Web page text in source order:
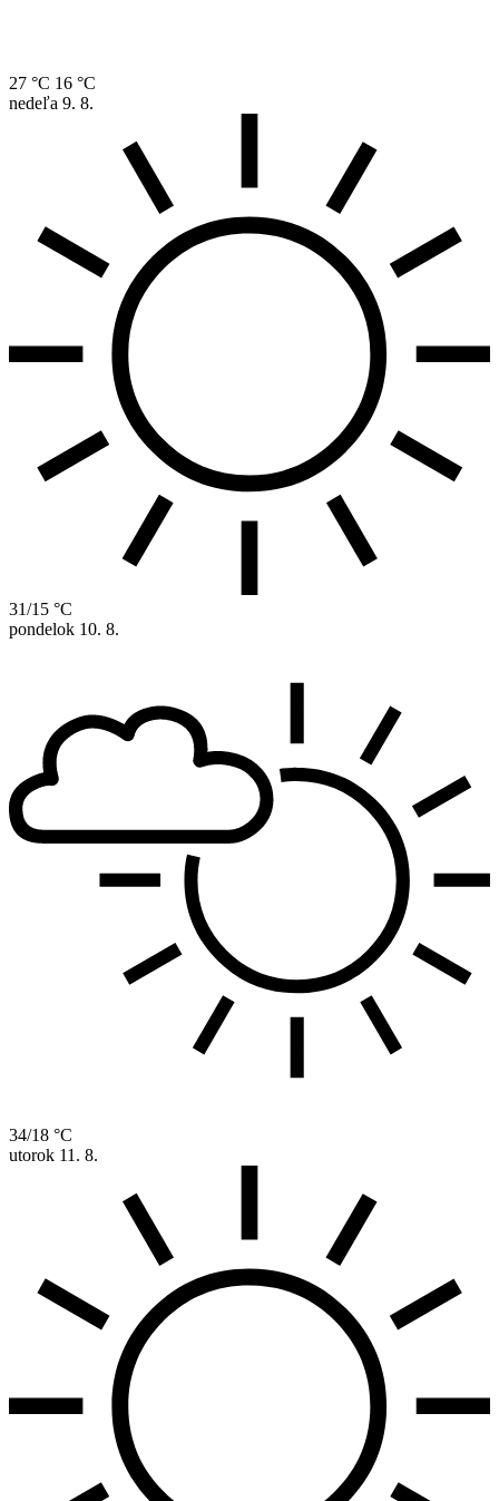
27 °C 16 °C
nedeľa 9. 8.
31/15 °C
pondelok 10. 8.
34/18 °C
utorok 11. 8.